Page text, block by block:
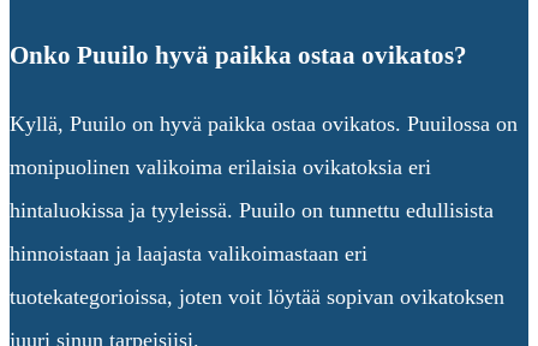
Onko Puuilo hyvä paikka ostaa ovikatos?
Kyllä, Puuilo on hyvä paikka ostaa ovikatos. Puuilossa on
monipuolinen valikoima erilaisia ovikatoksia eri
hintaluokissa ja tyyleissä. Puuilo on tunnettu edullisista
hinnoistaan ja laajasta valikoimastaan eri
tuotekategorioissa, joten voit löytää sopivan ovikatoksen
juuri sinun tarpeisiisi.